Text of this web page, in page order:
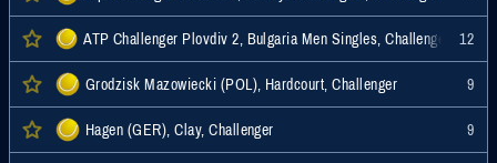
ATP Challenger Plovdiv 2, Bulgaria Men Singles, Challenger 12
Grodzisk Mazowiecki (POL), Hardcourt, Challenger 9
Hagen (GER), Clay, Challenger 9